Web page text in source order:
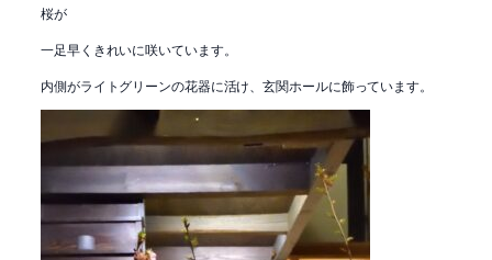
桜が
一足早くきれいに咲いています。
内側がライトグリーンの花器に活け、玄関ホールに飾っています。